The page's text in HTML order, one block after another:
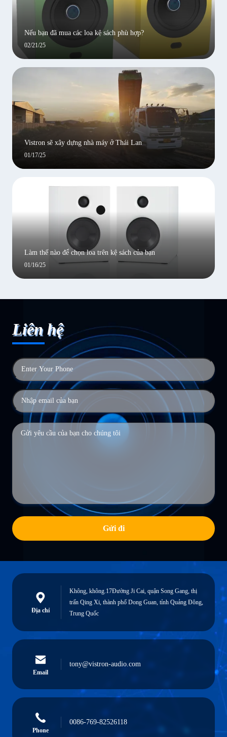
Nếu bạn đã mua các loa kệ sách phù hợp?
02/21/25
Vistron sẽ xây dựng nhà máy ở Thái Lan
01/17/25
Làm thế nào để chọn loa trên kệ sách của bạn
01/16/25
Liên hệ
Gửi đi
Địa chỉ
Không, không.17Đường Ji Cai, quận Song Gang, thị
trấn Qing Xi, thành phố Dong Guan, tỉnh Quảng Đông,
Trung Quốc
Email
tony@vistron-audio.com
Phone
0086-769-82526118